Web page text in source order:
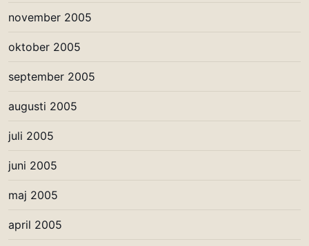
november 2005
oktober 2005
september 2005
augusti 2005
juli 2005
juni 2005
maj 2005
april 2005